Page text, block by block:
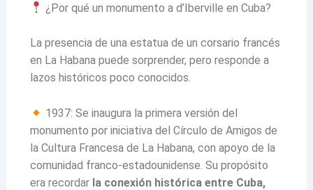
¿Por qué un monumento a d’Iberville en Cuba?
La presencia de una estatua de un corsario francés
en La Habana puede sorprender, pero responde a
lazos históricos poco conocidos.
1937: Se inaugura la primera versión del
monumento por iniciativa del Círculo de Amigos de
la Cultura Francesa de La Habana, con apoyo de la
comunidad franco-estadounidense. Su propósito
era recordar la conexión histórica entre Cuba,